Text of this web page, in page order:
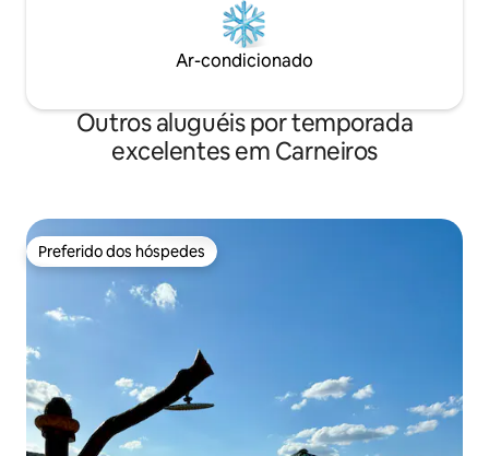
Ar-condicionado
Outros aluguéis por temporada
excelentes em Carneiros
Preferido dos hóspedes
Preferido dos hóspedes